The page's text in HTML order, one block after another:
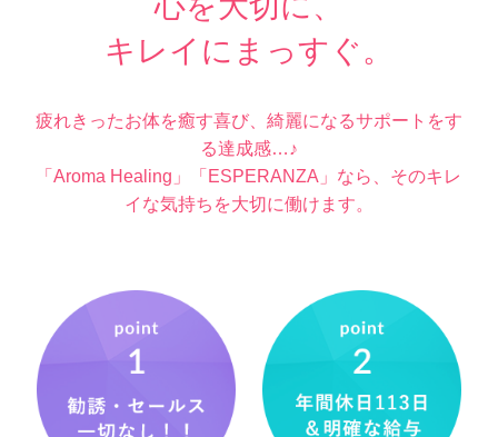
キレイにまっすぐ。
疲れきったお体を癒す喜び、綺麗になるサポートをす
る達成感…♪
「Aroma Healing」「ESPERANZA」なら、 そのキレ
イな気持ちを大切に働けます。